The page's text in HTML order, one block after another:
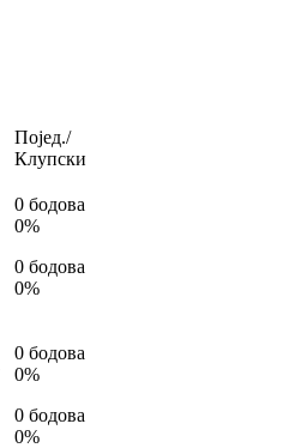
Појед./
Клупски
0 бодова
0%
0 бодова
0%
0 бодова
0%
0 бодова
0%